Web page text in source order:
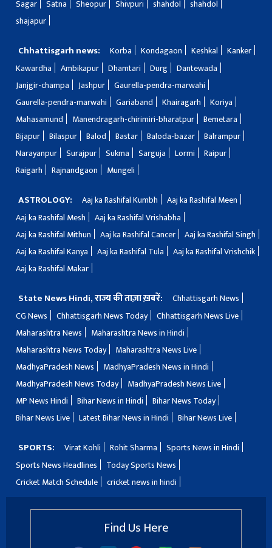
Sagar Satna Sheopur Shivpuri shahdol
shahdol
shajapur
Chhattisgarh news: Korba Kondagaon Keshkal
Kanker
Kawardha
Ambikapur Dhamtari Durg
Dantewada
Janjgir-champa
Jashpur
Gaurella-pendra-marwahi
Gaurella-pendra-marwahi
Gariaband Khairagarh
Koriya
Mahasamund
Manendragarh-chirimiri-bharatpur
Bemetara
Bijapur
Bilaspur Balod Bastar Baloda-bazar
Balrampur
Narayanpur
Surajpur Sukma Sarguja Lormi
Raipur
Raigarh
Rajnandgaon Mungeli
ASTROLOGY: Aaj ka Rashifal Kumbh
Aaj ka Rashifal Meen
Aaj ka Rashifal Mesh
Aaj ka Rashifal Vrishabha
Aaj ka Rashifal Mithun
Aaj ka Rashifal Cancer
Aaj ka Rashifal Singh
Aaj ka Rashifal Kanya
Aaj ka Rashifal Tula
Aaj ka Rashifal Vrishchik
Aaj ka Rashifal Makar
State News Hindi, राज्य की ताज़ा ख़बरें:
Chhattisgarh News
CG News
Chhattisgarh News Today
Chhattisgarh News Live
Maharashtra News
Maharashtra News in Hindi
Maharashtra News Today
Maharashtra News Live
MadhyaPradesh News
MadhyaPradesh News in Hindi
MadhyaPradesh News Today
MadhyaPradesh News Live
MP News Hindi
Bihar News in Hindi
Bihar News Today
Bihar News Live
Latest Bihar News in Hindi Bihar News Live
SPORTS: Virat Kohli Rohit Sharma
Sports News in Hindi
Sports News Headlines
Today Sports News
Cricket Match Schedule
cricket news in hindi
Find Us Here